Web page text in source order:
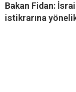
Bakan Fidan:
istikrarına